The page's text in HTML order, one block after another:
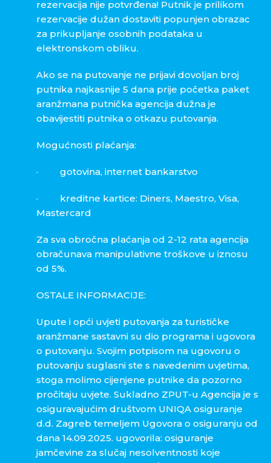
rezervacija nije potvrđena! Putnik je prilikom
rezervacije dužan dostaviti popunjen obrazac
za prikupljanje osobnih podataka u
elektronskom obliku.
Ako se na putovanje ne prijavi dovoljan broj
putnika najkasnije 5 dana prije početka paket
aranžmana putnička agencija dužna je
obavijestiti putnika o otkazu putovanja.
Mogućnosti plaćanja:
· gotovina, internet bankarstvo
· kreditne kartice: Diners, Maestro, Visa,
Mastercard
Za sva obročna plaćanja od 2-12 rata agencija
obračunava manipulativne troškove u iznosu
od 5%.
OSTALE INFORMACIJE:
Upute i opći uvjeti putovanja za turističke
aranžmane sastavni su dio programa i ugovora
o putovanju. Svojim potpisom na ugovoru o
putovanju suglasni ste s navedenim uvjetima,
stoga molimo cijenjene putnike da pozorno
pročitaju uvjete. Sukladno ZPUT-u Agencija je s
osiguravajućim društvom UNIQA osiguranje
d.d. Zagreb temeljem Ugovora o osiguranju od
dana 14.09.2025. ugovorila: osiguranje
jamčevine za slučaj nesolventnosti koje